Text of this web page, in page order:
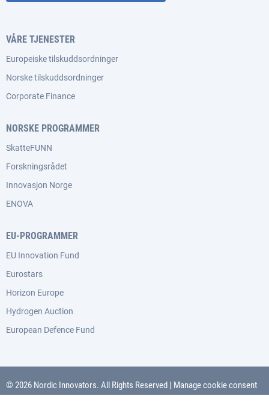
VÅRE TJENESTER
Europeiske tilskuddsordninger
Norske tilskuddsordninger
Corporate Finance
NORSKE PROGRAMMER
SkatteFUNN
Forskningsrådet
Innovasjon Norge
ENOVA
EU-PROGRAMMER
EU Innovation Fund
Eurostars
Horizon Europe
Hydrogen Auction
European Defence Fund
© 2026 Nordic Innovators. All Rights Reserved | Manage cookie consent